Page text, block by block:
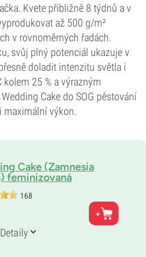
Kvete přibližně 8 týdnů a v
až 500 g/m²
v rovnoměrných řadách.
svůj plný potenciál ukazuje v
doladit intenzitu světla i
kolem 25 % a výrazným
Cake do SOG pěstování
maximální výkon.
Cake (Zamnesia
feminizovaná
168
Mints
Detaily